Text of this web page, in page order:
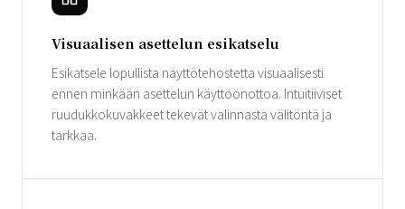
Visuaalisen asettelun esikatselu
Esikatsele lopullista näyttötehostetta visuaalisesti
ennen minkään asettelun käyttöönottoa. Intuitiiviset
ruudukkokuvakkeet tekevät valinnasta välitöntä ja
tarkkaa.